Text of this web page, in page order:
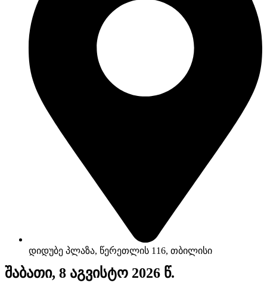
დიდუბე პლაზა, წერეთლის 116, თბილისი
შაბათი, 8 აგვისტო 2026 წ.